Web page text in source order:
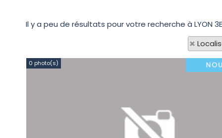
Il y a peu de résultats pour votre recherche à LYON
0 photo(s)